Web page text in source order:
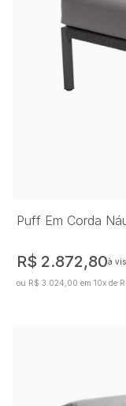
Puff Em Corda
R$ 2.872,80à
ou R$ 3.024,00 em 10x de